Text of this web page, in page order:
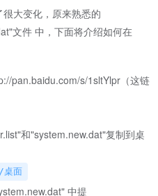
大变化，原来熟悉的
文件 中，下面将介绍如何在
pan.baidu.com/s/1sltYlpr（这链
和"system.new.dat"复制到桌
面
中提